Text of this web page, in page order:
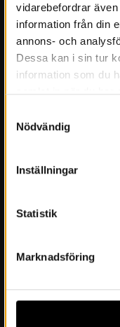
vidarebefordrar
information från din
annons- och
Dessa kan i sin tur
information som du
samlat in när du har
Nödvändig
Inställningar
Statistik
Marknadsföring
Nyheter
Museets historia
Integritetspolicy
Besök oss
Boka möten och